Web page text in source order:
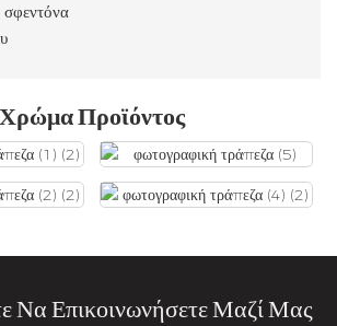
Χρώμα Προϊόντος
Να Επικοινωνήσετε Μαζί Μας